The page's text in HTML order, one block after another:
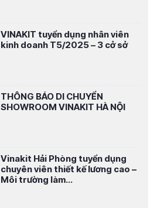
VINAKIT tuyển dụng nhân viên
kinh doanh T5/2025 – 3 cở sở
THÔNG BÁO DI CHUYỂN
SHOWROOM VINAKIT HÀ NỘI
Vinakit Hải Phòng tuyển dụng
chuyên viên thiết kế lương cao –
Môi trường làm...